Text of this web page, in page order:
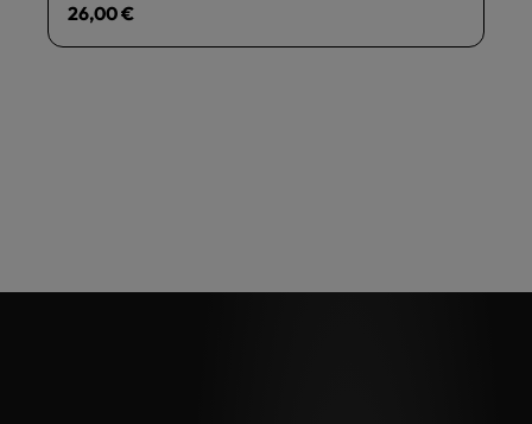
Regulärer Preis:
26,00 €